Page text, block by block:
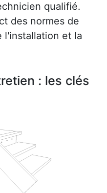
qualifié.
des normes de
l'installation et la
: les clés